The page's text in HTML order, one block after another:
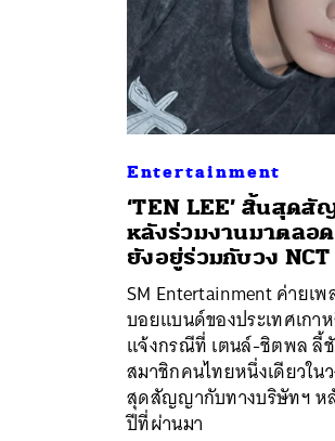
Entertainment
‘TEN LEE’ สิ้นสุด
หลังร่วมงานมาตลอ
ยังอยู่ร่วมกับวง
SM Entertainment ค่ายเ
บอยแบนด์ของประเทศเก
แจ้งกรณีที่ เตนล์-ชิตพล ลี้ชั
สมาชิกคนไทยหนึ่งเดียวใน
สุดสัญญากับทางบริษัทฯ ห
ปีที่ผ่านมา